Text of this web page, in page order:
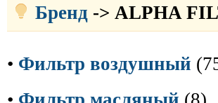
Бренд -> ALPHA
• Фильтр воздушный